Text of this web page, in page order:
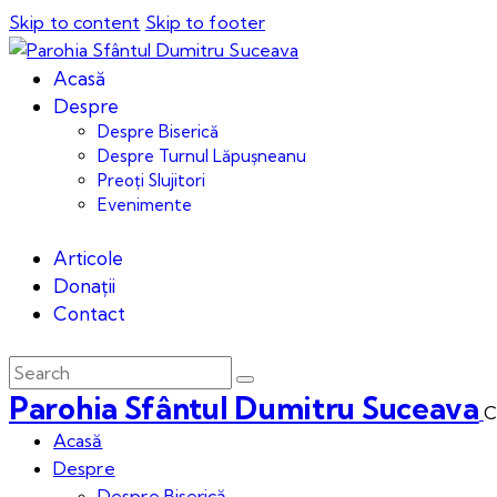
Skip to content Skip to footer
Acasă
Despre
Despre Biserică
Despre Turnul Lăpușneanu
Preoți Slujitori
Evenimente
Articole
Donații
Contact
Parohia Sfântul Dumitru Suceava
Acasă
Despre